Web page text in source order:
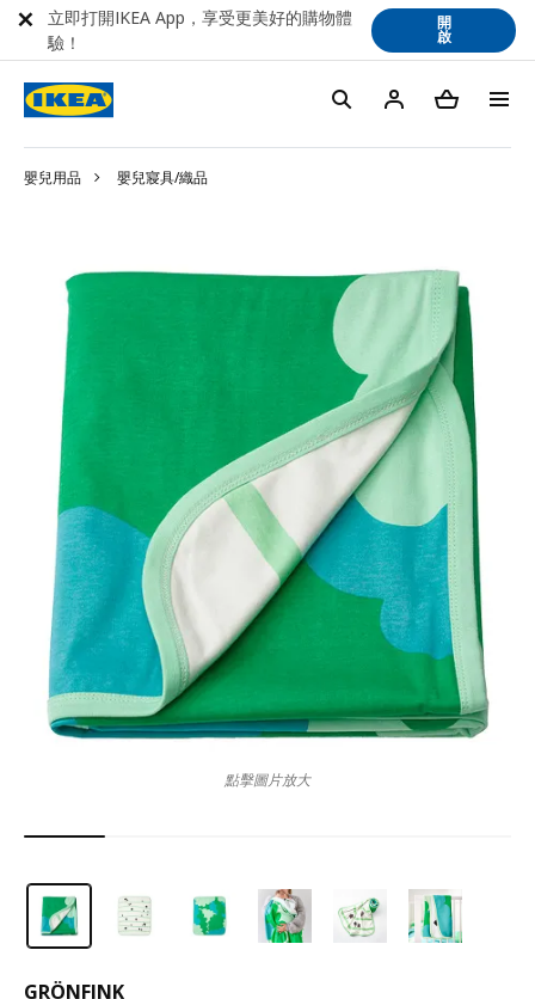
嬰兒用品 嬰兒寢具/織品
GRÖNFINK
點擊圖片放大
立即打開IKEA App，享受更美好的購物體
驗！
開
啟